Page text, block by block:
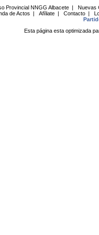
Provincial NNGG Albacete |
Nuevas
de Actos | Afíliate | Contacto |
Esta página esta optimizada